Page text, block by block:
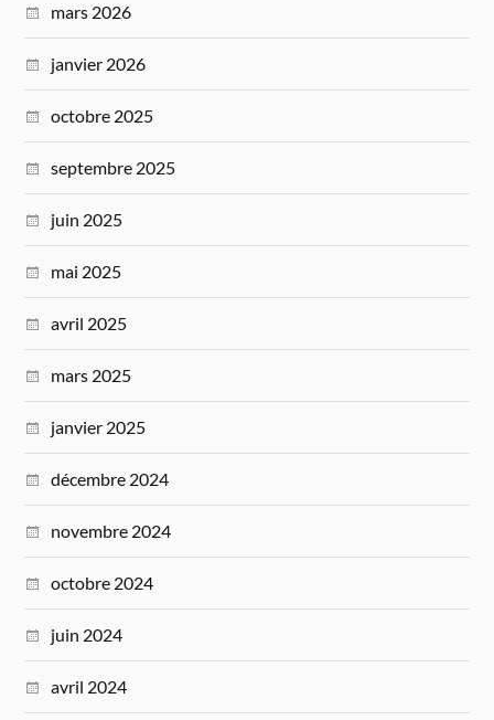
mars 2026
janvier 2026
octobre 2025
septembre 2025
juin 2025
mai 2025
avril 2025
mars 2025
janvier 2025
décembre 2024
novembre 2024
octobre 2024
juin 2024
avril 2024